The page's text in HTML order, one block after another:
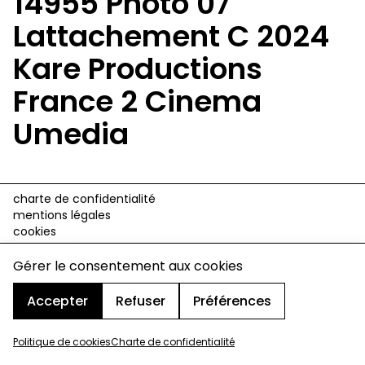
Gérer le consentement aux cookies
Accepter
Refuser Préférences
Politique de cookiesCharte de confidentialité
Lattachement C 2024
Kare Productions
France 2 Cinema
Umedia
charte de confidentialité
mentions légales
cookies
design & développement :© signelazer.com